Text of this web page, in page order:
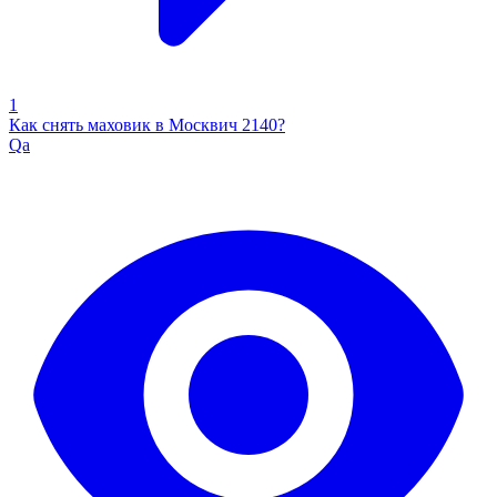
1
Как снять маховик в Москвич 2140?
Qa